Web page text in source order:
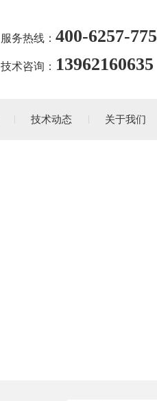
服务热线： 400-6257-775
技术咨询： 13962160635
技术动态 关于我们